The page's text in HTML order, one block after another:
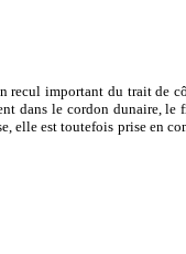
important du trait de
dans le cordon dunaire,
elle est toutefois prise en